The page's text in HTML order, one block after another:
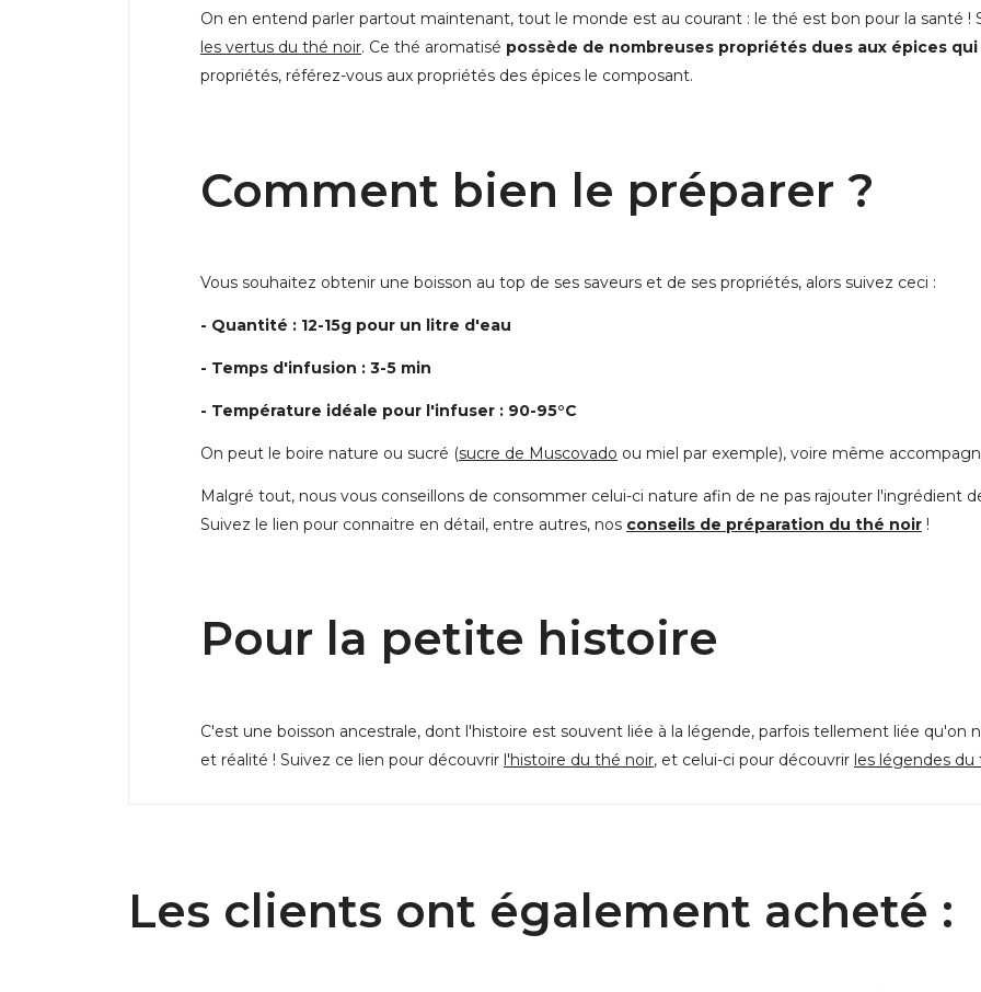
On en entend parler partout maintenant, tout le monde est au courant : le thé est bon pour la santé !
les vertus du thé noir. Ce thé aromatisé possède de nombreuses propriétés dues aux épices
propriétés, référez-vous aux propriétés des épices le composant.
Comment bien le préparer ?
Vous souhaitez obtenir une boisson au top de ses saveurs et de ses propriétés, alors suivez ceci :
- Quantité : 12-15g pour un litre d'eau
- Temps d'infusion : 3-5 min
- Température idéale pour l'infuser : 90-95°C
On peut le boire nature ou sucré (sucre de Muscovado ou miel par exemple), voire même
Malgré tout, nous vous conseillons de consommer celui-ci nature afin de ne pas rajouter l'ingrédient
Suivez le lien pour connaitre en détail, entre autres, nos conseils de préparation du thé noir !
Pour la petite histoire
C'est une boisson ancestrale, dont l'histoire est souvent liée à la légende, parfois tellement liée
et réalité ! Suivez ce lien pour découvrir l'histoire du thé noir, et celui-ci pour découvrir les légendes du
Les clients ont également acheté :